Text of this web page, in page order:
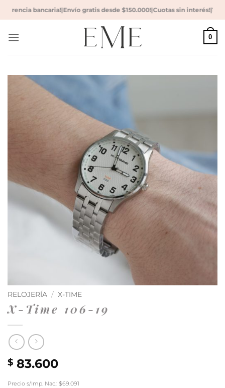
al
bancaria!|Envío gratis desde $150.000!|Cuotas sin interés!|10 %
0
RELOJERÍA / X-TIME
X-Time 106-19
$ 83.600
Precio s/Imp. Nac.: $69.091